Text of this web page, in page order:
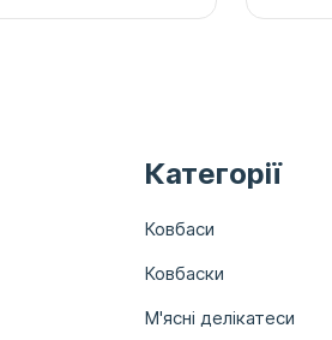
Категорії
Ковбаси
Ковбаски
М'ясні делікатеси